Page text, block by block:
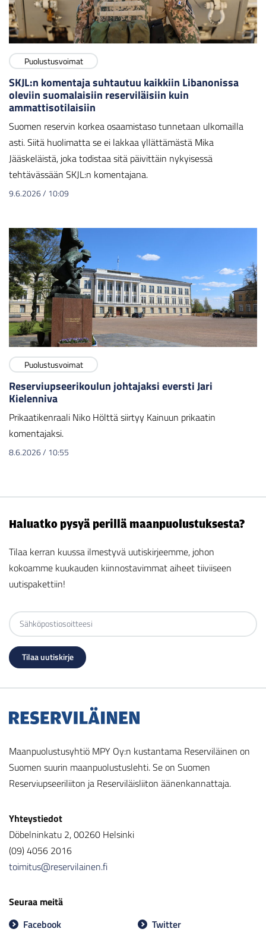
Puolustusvoimat
SKJL:n komentaja suhtautuu kaikkiin Libanonissa
oleviin suomalaisiin reserviläisiin kuin
ammattisotilaisiin
Suomen reservin korkea osaamistaso tunnetaan ulkomailla
asti. Siitä huolimatta se ei lakkaa yllättämästä Mika
Jääskeläistä, joka todistaa sitä päivittäin nykyisessä
tehtävässään SKJL:n komentajana.
9.6.2026/ 10:09
Puolustusvoimat
Reserviupseerikoulun johtajaksi eversti Jari
Kielenniva
Prikaatikenraali Niko Hölttä siirtyy Kainuun prikaatin
komentajaksi.
8.6.2026/ 10:55
Haluatko pysyä perillä maanpuolustuksesta?
Tilaa kerran kuussa ilmestyvä uutiskirjeemme, johon
kokoamme kuukauden kiinnostavimmat aiheet tiiviiseen
uutispakettiin!
Maanpuolustusyhtiö MPY Oy:n kustantama Reserviläinen on
Suomen suurin maanpuolustuslehti. Se on Suomen
Reserviupseeriliiton ja Reserviläisliiton äänenkannattaja.
Yhteystiedot
Döbelninkatu 2, 00260 Helsinki
(09) 4056 2016
toimitus@reservilainen.fi
Seuraa meitä
Facebook
Twitter